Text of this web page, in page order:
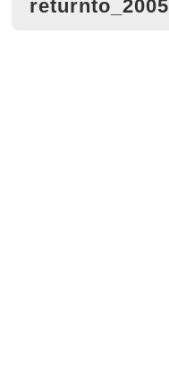
returnto_2005